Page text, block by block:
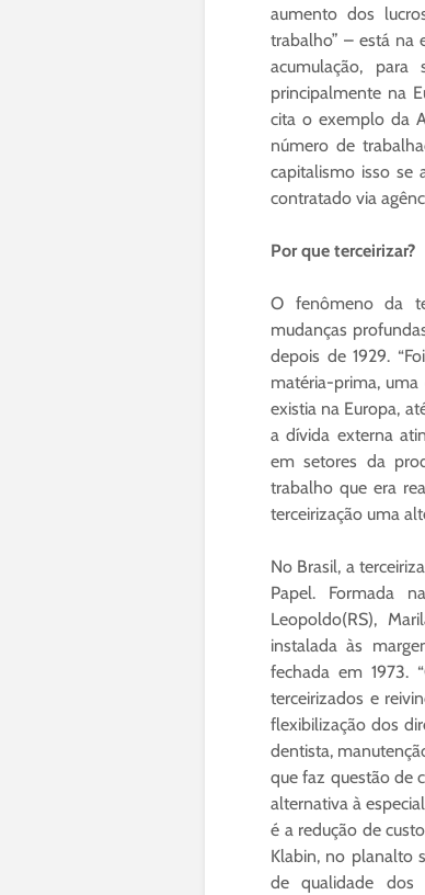
aumento dos
trabalho” – está na
acumulação,
principalmente na
cita o exemplo da
número de
capitalismo isso se
contratado via
Por que terceirizar?
O fenômeno da
mudanças
depois de 1929.
matéria-prima,
existia na Europa,
a dívida externa
em setores da
trabalho que era
terceirização uma
No Brasil, a
Papel. Formada
Leopoldo(RS),
instalada às
fechada em 1973.
terceirizados e
flexibilização dos
dentista,
que faz questão de
alternativa à
é a redução de
Klabin, no planalto
de qualidade dos